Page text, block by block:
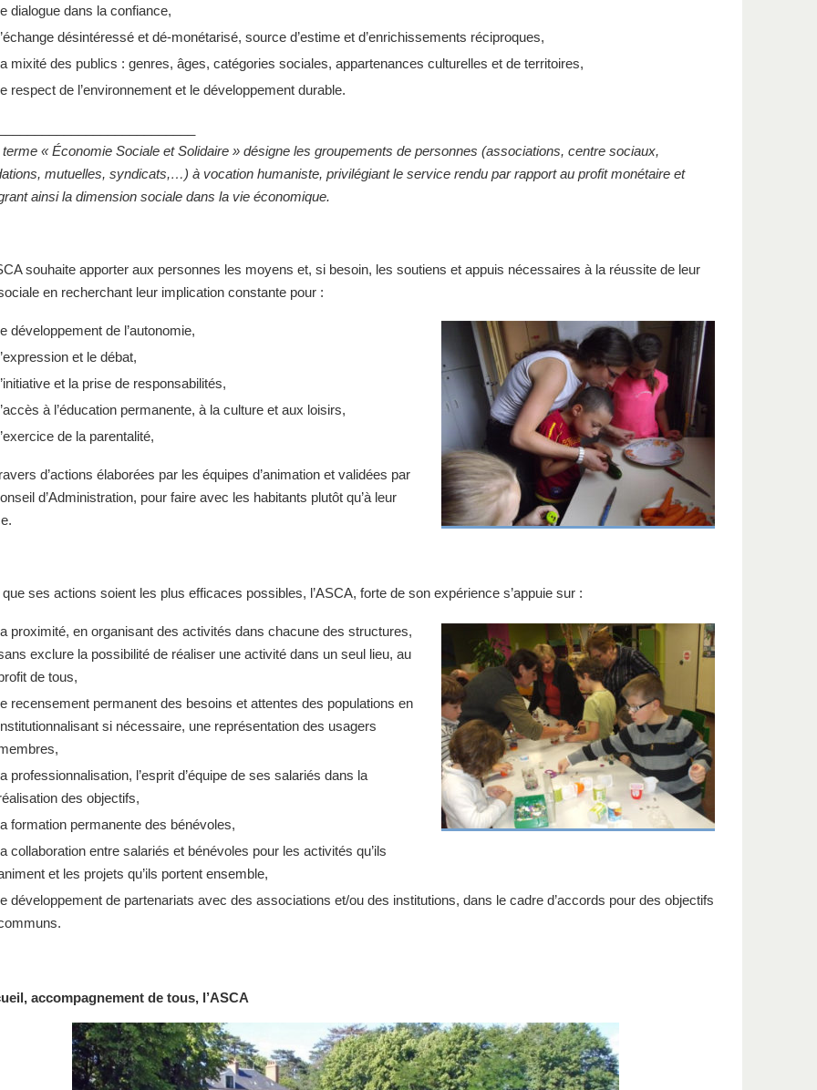
dialogue dans la confiance,
désintéressé et dé-monétarisé, source d’estime et d’enrichissements réciproques,
mixité des publics : genres, âges, catégories sociales, appartenances culturelles et de territoires,
respect de l’environnement et le développement durable.
terme « Économie Sociale et Solidaire » désigne les groupements de personnes (associations, centre sociaux,
mutuelles, syndicats,…) à vocation humaniste, privilégiant le service rendu par rapport au profit monétaire et
ainsi la dimension sociale dans la vie économique.
souhaite apporter aux personnes les moyens et, si besoin, les soutiens et appuis nécessaires à la réussite de leur
en recherchant leur implication constante pour :
développement de l’autonomie,
et le débat,
et la prise de responsabilités,
à l’éducation permanente, à la culture et aux loisirs,
de la parentalité,
d’actions élaborées par les équipes d’animation et validées par
d’Administration, pour faire avec les habitants plutôt qu’à leur
ses actions soient les plus efficaces possibles, l’ASCA, forte de son expérience s’appuie sur :
proximité, en organisant des activités dans chacune des structures,
exclure la possibilité de réaliser une activité dans un seul lieu, au
de tous,
recensement permanent des besoins et attentes des populations en
si nécessaire, une représentation des usagers
professionnalisation, l’esprit d’équipe de ses salariés dans la
des objectifs,
formation permanente des bénévoles,
collaboration entre salariés et bénévoles pour les activités qu’ils
et les projets qu’ils portent ensemble,
développement de partenariats avec des associations et/ou des institutions, dans le cadre d’accords pour des objectifs
accompagnement de tous, l’ASCA